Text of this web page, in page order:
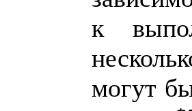
к
могут